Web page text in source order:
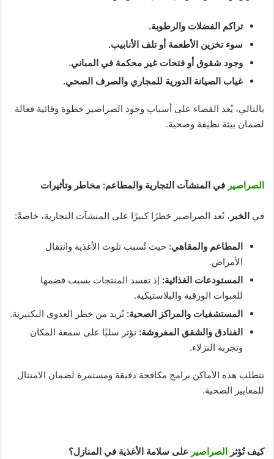
تراكم الفضلات والرطوبة.
سوء تخزين الأطعمة أو تلف الأنابيب.
وجود شقوق أو فتحات غير محكمة في المباني.
غياب الصيانة الدورية للمجاري والصرف الصحي.
بالتالي، يُعد القضاء على أسباب وجود الصراصير خطوة وقائية فعالة
لضمان بيئة نظيفة وصحية.
الصراصير في المنشآت التجارية والمطاعم: مخاطر وتأثيرات
في الخبر ، تُعد الصراصير خطرًا كبيرًا على المنشآت التجارية، خاصةً:
المطاعم والمقاهي: حيث تُسبب تلوث الأغذية وانتقال
الأمراض.
المستودعات الغذائية: إذ تفسد المنتجات بسبب قضمها
للعبوات الورقية والبلاستيكية.
المستشفيات والمراكز الصحية: تُزيد من خطر العدوى البكتيرية.
الفنادق والشقق المفروشة: تؤثر سلبًا على سمعة المكان
وتجربة النزلاء.
تتطلب هذه الأماكن برامج مكافحة دقيقة ومستمرة لضمان الامتثال
للمعايير الصحية.
كيف تُؤثر الصراصير على سلامة الأغذية في المنازل؟